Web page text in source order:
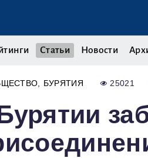
Статьи Новости
БУРЯТИЯ 25021